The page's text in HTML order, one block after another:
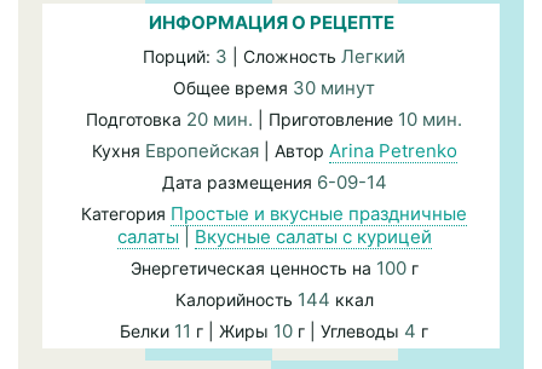
ИНФОРМАЦИЯ О РЕЦЕПТЕ
Порций: 3 | Сложность Легкий
Общее время 30 минут
Подготовка 20 мин. | Приготовление 10 мин.
Кухня Европейская| Автор Arina Petrenko
Дата размещения 6-09-14
Категория Простые и вкусные праздничные
салаты
Вкусные салаты с курицей
Энергетическая ценность на 100г
Калорийность 144 ккал
Белки 11 г | Жиры 10 г | Углеводы 4 г